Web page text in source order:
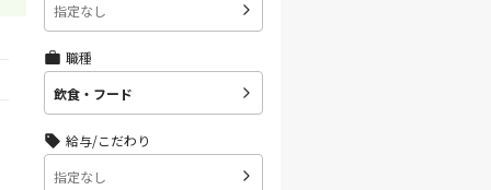
指定なし
職種
飲食・フード
給与/こだわり
指定なし